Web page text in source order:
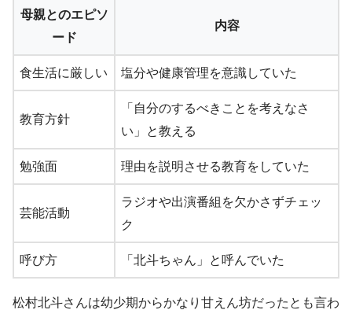
母親とのエピソ
ード
内容
食生活に厳しい 塩分や健康管理を意識していた
教育方針
「自分のするべきことを考えなさ
い」と教える
勉強面 理由を説明させる教育をしていた
芸能活動
ラジオや出演番組を欠かさずチェッ
ク
呼び方 「北斗ちゃん」と呼んでいた
松村北斗さんは幼少期からかなり甘えん坊だったとも言わ